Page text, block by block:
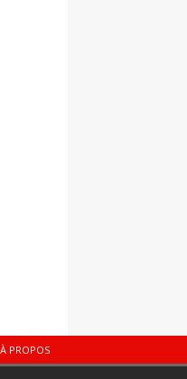
À PROPOS